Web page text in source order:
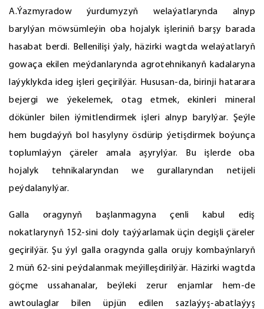
A.Ýazmyradow ýurdumyzyň welaýatlarynda alnyp
barylýan möwsümleýin oba hojalyk işleriniň barşy barada
hasabat berdi. Bellenilişi ýaly, häzirki wagtda welaýatlaryň
gowaça ekilen meýdanlarynda agrotehnikanyň kadalaryna
laýyklykda ideg işleri geçirilýär. Hususan-da, birinji hatarara
bejergi we ýekelemek, otag etmek, ekinleri mineral
dökünler bilen iýmitlendirmek işleri alnyp barylýar. Şeýle
hem bugdaýyň bol hasylyny ösdürip ýetişdirmek boýunça
toplumlaýyn çäreler amala aşyrylýar. Bu işlerde oba
hojalyk tehnikalaryndan we gurallaryndan netijeli
peýdalanylýar.
Galla oragynyň başlanmagyna çenli kabul ediş
nokatlarynyň 152-sini doly taýýarlamak üçin degişli çäreler
geçirilýär. Şu ýyl galla oragynda galla orujy kombaýnlaryň
2 müň 62-sini peýdalanmak meýilleşdirilýär. Häzirki wagtda
göçme ussahanalar, beýleki zerur enjamlar hem-de
awtoulaglar bilen üpjün edilen sazlaýyş-abatlaýyş